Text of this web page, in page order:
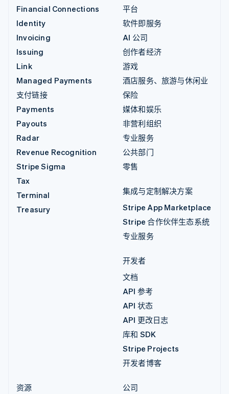
Financial Connections
Identity
Invoicing
Issuing
Link
Managed Payments
支付链接
Payments
Payouts
Radar
Revenue Recognition
Stripe Sigma
Tax
Terminal
Treasury
平台
软件即服务
AI 公司
创作者经济
游戏
酒店服务、旅游与休闲业
保险
媒体和娱乐
非营利组织
专业服务
公共部门
零售
集成与定制解决方案
Stripe App Marketplace
Stripe 合作伙伴生态系统
专业服务
开发者
文档
API 参考
API 状态
API 更改日志
库和 SDK
Stripe Projects
开发者博客
资源
公司